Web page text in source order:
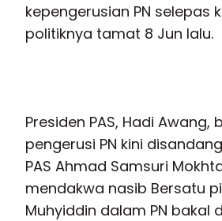
kepengerusian PN selepas
politiknya tamat 8 Jun lalu.
Presiden PAS, Hadi Awang,
pengerusi PN kini
PAS Ahmad Samsuri
mendakwa nasib Bersatu
Muhyiddin dalam PN bakal